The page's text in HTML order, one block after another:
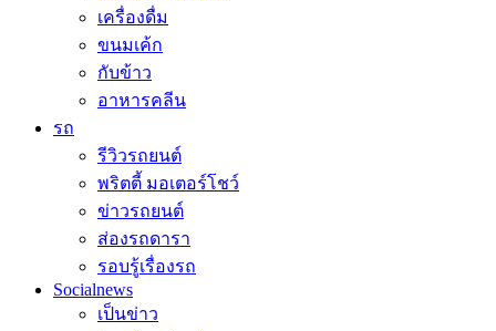
เครื่องดื่ม
ขนมเค้ก
กับข้าว
อาหารคลีน
รถ
รีวิวรถยนต์
พริตตี้ มอเตอร์โชว์
ข่าวรถยนต์
ส่องรถดารา
รอบรู้เรื่องรถ
Socialnews
เป็นข่าว